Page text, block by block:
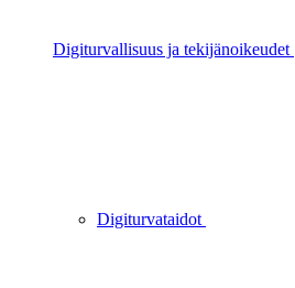
Digiturvallisuus ja tekijänoikeudet
Digiturvataidot